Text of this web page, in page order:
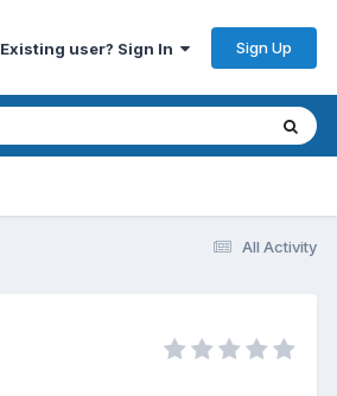
Existing user? Sign In Sign Up
All Activity